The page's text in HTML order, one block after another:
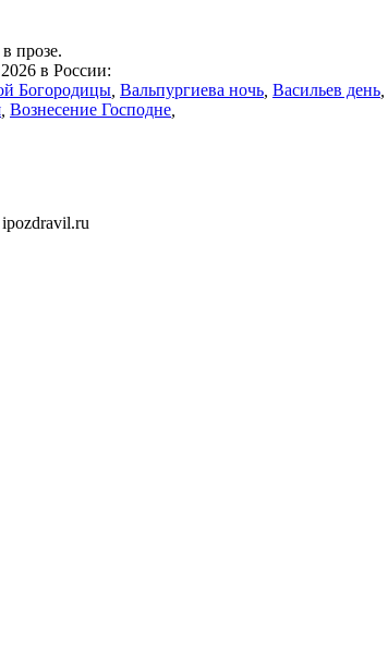
в прозе.
в России:
Богородицы Вальпургиева ночь Васильев день
Вознесение Господне